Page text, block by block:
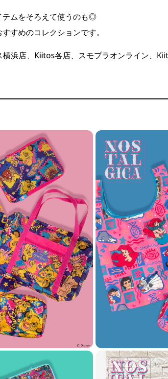
テムをそろえて使うのも◎
すめのコレクションです。
横浜店、Kiitos各店、スモプラオンライン、